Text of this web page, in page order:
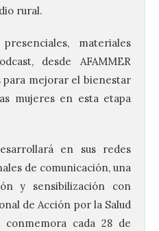
rural.
materiales
desde AFAMMER
mejorar el bienestar
mujeres en esta etapa
en sus redes
de comunicación, una
y sensibilización con
de Acción por la Salud
cada 28 de